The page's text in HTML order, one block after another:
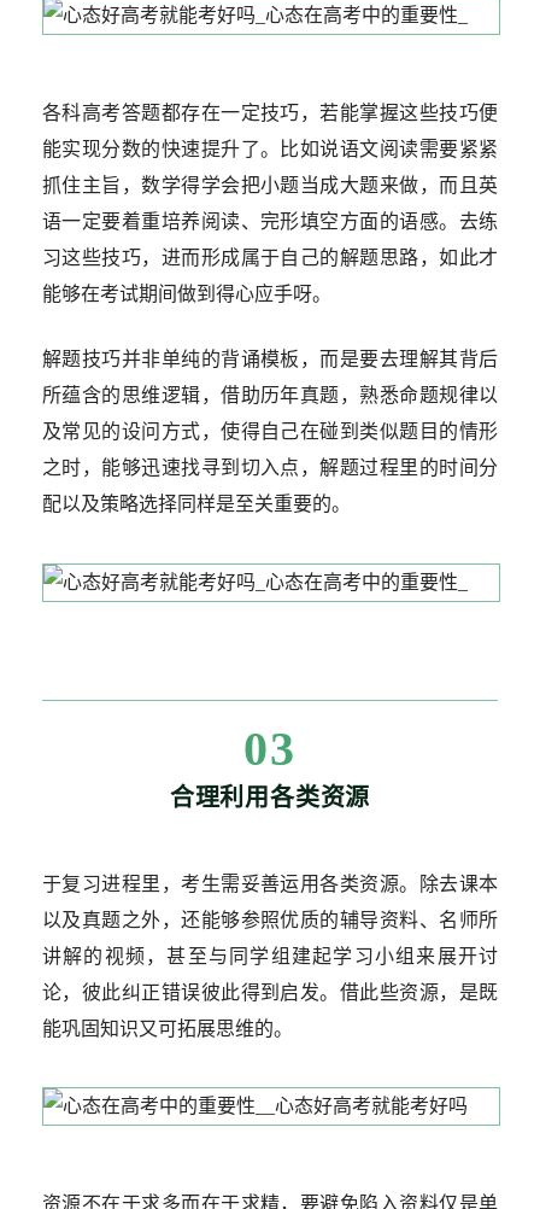
各科高考答题都存在一定技巧，若能掌握这些技巧便
能实现分数的快速提升了。比如说语文阅读需要紧紧
抓住主旨，数学得学会把小题当成大题来做，而且英
语一定要着重培养阅读、完形填空方面的语感。去练
习这些技巧，进而形成属于自己的解题思路，如此才
能够在考试期间做到得心应手呀。
解题技巧并非单纯的背诵模板，而是要去理解其背后
所蕴含的思维逻辑，借助历年真题，熟悉命题规律以
及常见的设问方式，使得自己在碰到类似题目的情形
之时，能够迅速找寻到切入点，解题过程里的时间分
配以及策略选择同样是至关重要的。
03
合理利用各类资源
于复习进程里，考生需妥善运用各类资源。除去课本
以及真题之外，还能够参照优质的辅导资料、名师所
讲解的视频，甚至与同学组建起学习小组来展开讨
论，彼此纠正错误彼此得到启发。借此些资源，是既
能巩固知识又可拓展思维的。
资源不在于求多而在于求精，要避免陷入资料仅是单